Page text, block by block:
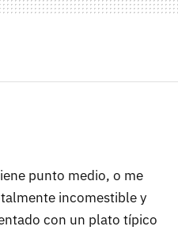
punto medio, o me
incomestible y
con un plato típico